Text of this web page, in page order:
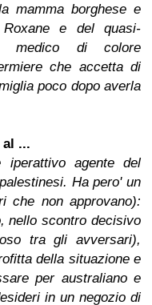
mamma borghese e
e del quasi-
medico di colore
che accetta di
poco dopo averla
al ...
agente del
Ha pero' un
che non approvano):
nello scontro decisivo
tra gli avversari),
della situazione e
per australiano e
in un negozio di